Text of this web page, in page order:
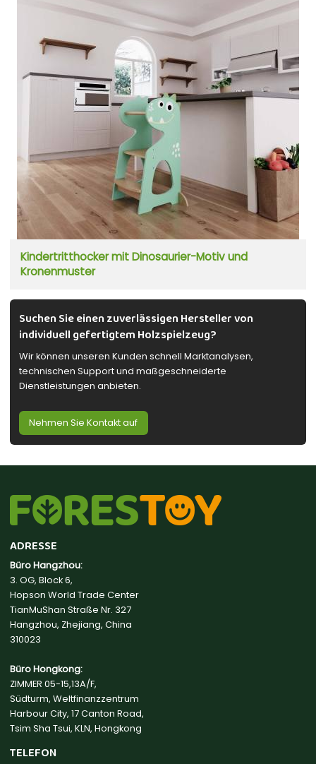
Kindertritthocker mit Dinosaurier-Motiv und
Kronenmuster
Suchen Sie einen zuverlässigen Hersteller von
individuell gefertigtem Holzspielzeug?
Wir können unseren Kunden schnell Marktanalysen,
technischen Support und maßgeschneiderte
Dienstleistungen anbieten.
Nehmen Sie Kontakt auf
ADRESSE
Büro Hangzhou:
3. OG, Block 6,
Hopson World Trade Center
TianMuShan Straße Nr. 327
Hangzhou, Zhejiang, China
310023
Büro Hongkong:
ZIMMER 05-15,13A/F,
Südturm, Weltfinanzzentrum
Harbour City, 17 Canton Road,
Tsim Sha Tsui, KLN, Hongkong
TELEFON